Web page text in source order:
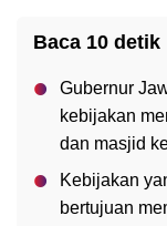
Baca 10 detik
Gubernur
kebijakan
dan masjid
Kebijakan
bertujuan